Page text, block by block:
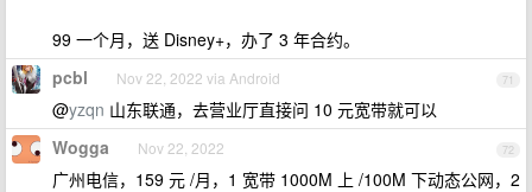
99 一个月，送 Disney+，办了 3 年合约。
71
pcbl Nov 22, 2022 via Android
@yzqn 山东联通，去营业厅直接问 10 元宽带就可以
72
Wogga Nov 22, 2022
广州电信，159 元 /月，1 宽带 1000M 上 /100M 下动态公网，2